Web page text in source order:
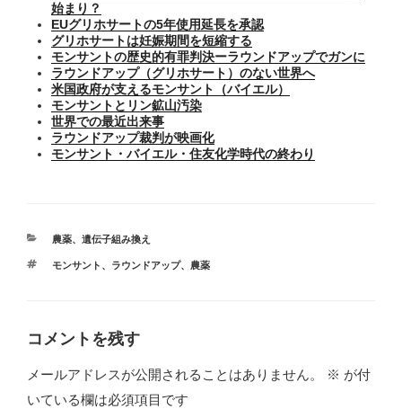
始まり？
EUグリホサートの5年使用延長を承認
グリホサートは妊娠期間を短縮する
モンサントの歴史的有罪判決ーラウンドアップでガンに
ラウンドアップ（グリホサート）のない世界へ
米国政府が支えるモンサント（バイエル）
モンサントとリン鉱山汚染
世界での最近出来事
ラウンドアップ裁判が映画化
モンサント・バイエル・住友化学時代の終わり
カ
ゴ
農薬、 遺伝子組み換え
タ
モンサント 、 ラウンドアップ、 農薬
コメントを残す
メールアドレスが公開されることはありません。 ※ が付
いている欄は必須項目です